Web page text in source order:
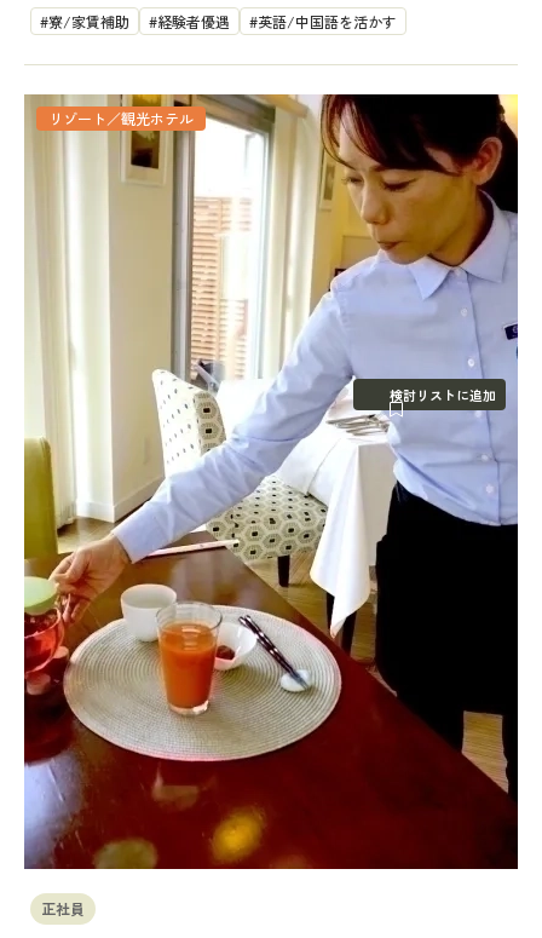
寮/家賃補助
経験者優遇 英語/中国語を活かす
リゾート／観光ホテル
正社員
検討リストに追加